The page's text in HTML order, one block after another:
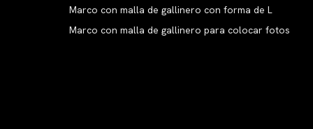
Marco con malla de gallinero con forma de L
Marco con malla de gallinero para colocar fotos